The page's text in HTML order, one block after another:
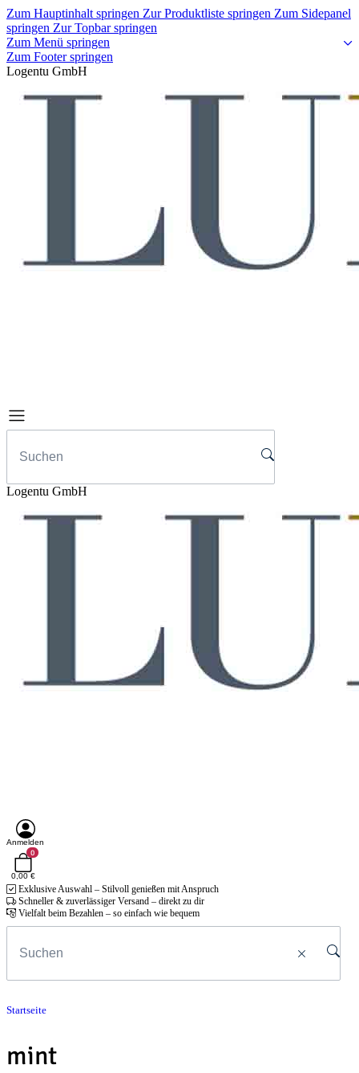
Zum Hauptinhalt springen Zur Produktliste springen Zum Sidepanel
springen Zur Topbar springen
Zum Menü springen
Zum Footer springen
Logentu GmbH
Logentu GmbH
Anmelden
0
0,00 €
Exklusive Auswahl – Stilvoll genießen mit Anspruch
Schneller & zuverlässiger Versand – direkt zu dir
Vielfalt beim Bezahlen – so einfach wie bequem
Startseite
mint